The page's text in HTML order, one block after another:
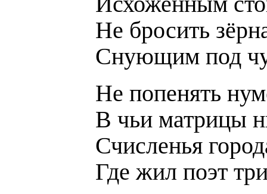
Не бросить
Снующим под
Не попенять
В чьи матрицы
Счисленья
Где жил поэт